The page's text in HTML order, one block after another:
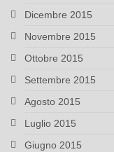
Dicembre 2015
Novembre 2015
Ottobre 2015
Settembre 2015
Agosto 2015
Luglio 2015
Giugno 2015